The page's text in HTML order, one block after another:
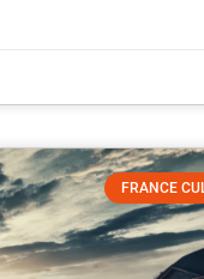
FRANCE